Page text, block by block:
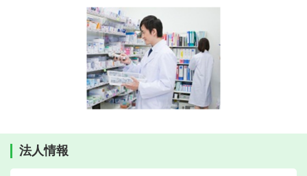
法人情報